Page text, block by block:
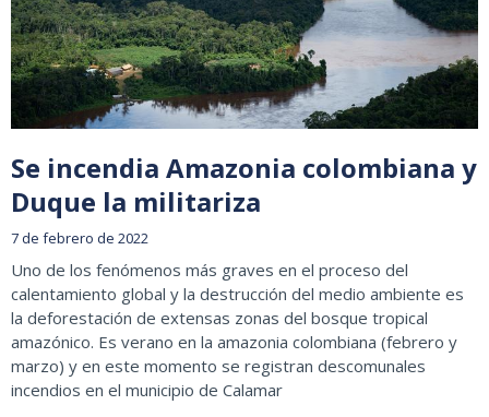
Se incendia Amazonia colombiana y
Duque la militariza
7 de febrero de 2022
Uno de los fenómenos más graves en el proceso del
calentamiento global y la destrucción del medio ambiente es
la deforestación de extensas zonas del bosque tropical
amazónico. Es verano en la amazonia colombiana (febrero y
marzo) y en este momento se registran descomunales
incendios en el municipio de Calamar